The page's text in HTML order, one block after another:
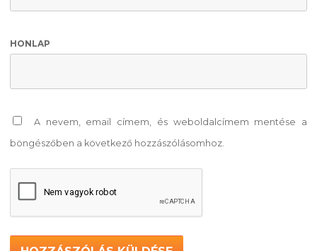
HONLAP
A nevem, email címem, és weboldalcímem mentése a
böngészőben a következő hozzászólásomhoz.